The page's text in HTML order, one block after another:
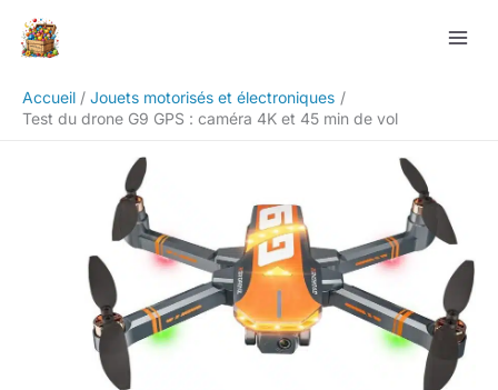
Accueil
Jouets motorisés et électroniques
Test du drone G9 GPS : caméra 4K et 45 min de vol
Rechercher